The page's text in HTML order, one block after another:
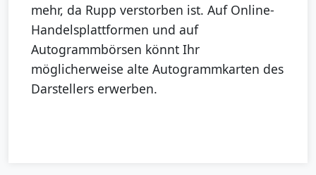
mehr, da Rupp verstorben ist. Auf Online-
Handelsplattformen und auf
Autogrammbörsen könnt Ihr
möglicherweise alte Autogrammkarten des
Darstellers erwerben.